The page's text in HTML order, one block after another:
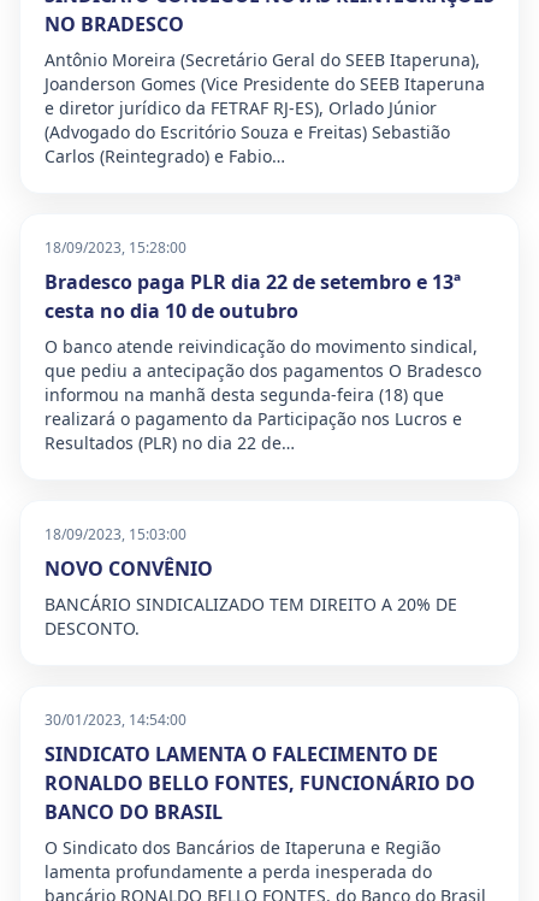
NO BRADESCO
Antônio Moreira (Secretário Geral do SEEB Itaperuna),
Joanderson Gomes (Vice Presidente do SEEB Itaperuna
e diretor jurídico da FETRAF RJ-ES), Orlado Júnior
(Advogado do Escritório Souza e Freitas) Sebastião
Carlos (Reintegrado) e Fabio…
18/09/2023, 15:28:00
Bradesco paga PLR dia 22 de setembro e 13ª
cesta no dia 10 de outubro
O banco atende reivindicação do movimento sindical,
que pediu a antecipação dos pagamentos O Bradesco
informou na manhã desta segunda-feira (18) que
realizará o pagamento da Participação nos Lucros e
Resultados (PLR) no dia 22 de…
18/09/2023, 15:03:00
NOVO CONVÊNIO
BANCÁRIO SINDICALIZADO TEM DIREITO A 20% DE
DESCONTO.
30/01/2023, 14:54:00
SINDICATO LAMENTA O FALECIMENTO DE
RONALDO BELLO FONTES, FUNCIONÁRIO DO
BANCO DO BRASIL
O Sindicato dos Bancários de Itaperuna e Região
lamenta profundamente a perda inesperada do
bancário RONALDO BELLO FONTES, do Banco do Brasil